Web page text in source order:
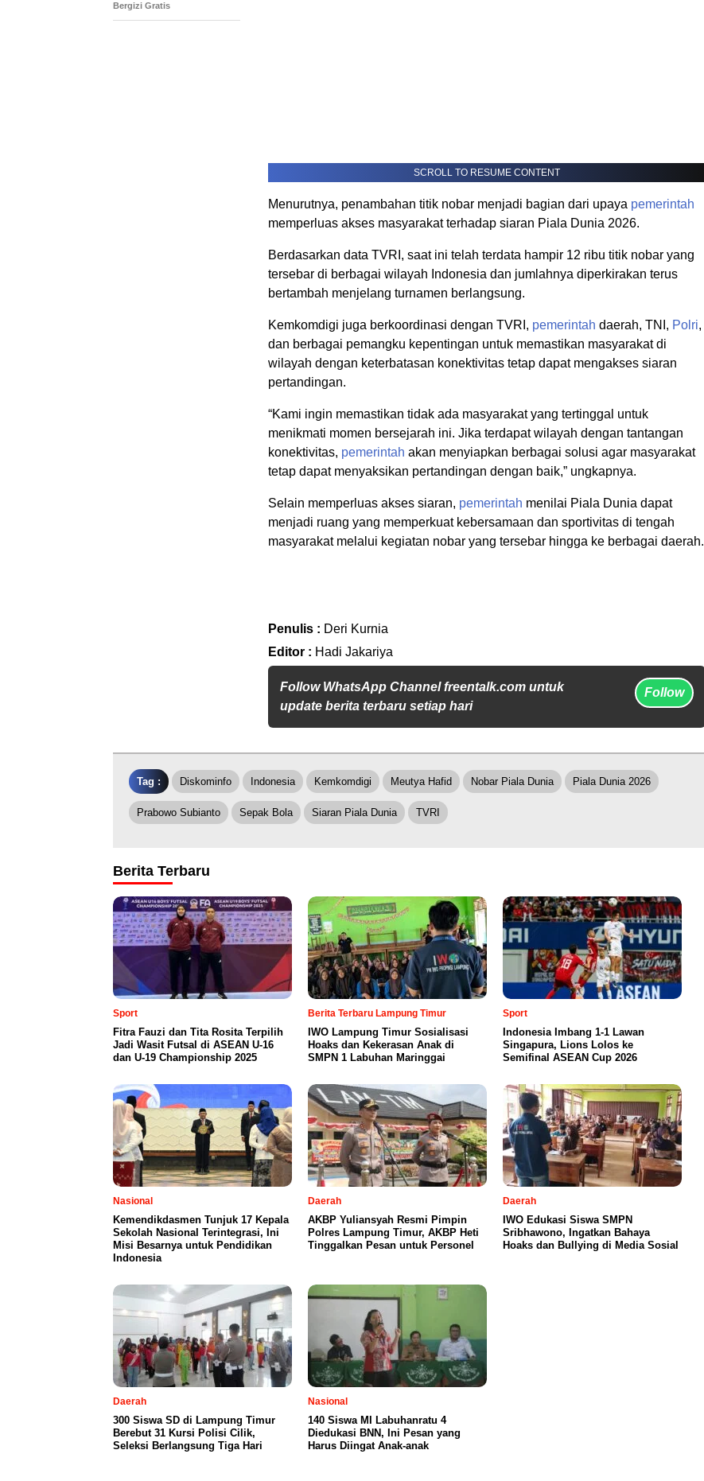
SCROLL TO RESUME CONTENT
Menurutnya, penambahan titik nobar menjadi bagian dari upaya pemerintah
memperluas akses masyarakat terhadap siaran Piala Dunia 2026.
Berdasarkan data TVRI, saat ini telah terdata hampir 12 ribu titik nobar yang
tersebar di berbagai wilayah Indonesia dan jumlahnya diperkirakan terus
bertambah menjelang turnamen berlangsung.
Kemkomdigi juga berkoordinasi dengan TVRI, pemerintah daerah, TNI, Polri,
dan berbagai pemangku kepentingan untuk memastikan masyarakat di
wilayah dengan keterbatasan konektivitas tetap dapat mengakses siaran
pertandingan.
“Kami ingin memastikan tidak ada masyarakat yang tertinggal untuk
menikmati momen bersejarah ini. Jika terdapat wilayah dengan tantangan
konektivitas, pemerintah akan menyiapkan berbagai solusi agar masyarakat
tetap dapat menyaksikan pertandingan dengan baik,” ungkapnya.
Selain memperluas akses siaran, pemerintah menilai Piala Dunia dapat
menjadi ruang yang memperkuat kebersamaan dan sportivitas di tengah
masyarakat melalui kegiatan nobar yang tersebar hingga ke berbagai daerah.
Penulis : Deri Kurnia
Editor : Hadi Jakariya
Follow WhatsApp Channel freentalk.com untuk
update berita terbaru setiap hari
Follow
Bergizi Gratis
Tag : Diskominfo Indonesia Kemkomdigi Meutya Hafid Nobar Piala Dunia Piala Dunia 2026
Prabowo Subianto Sepak Bola Siaran Piala Dunia TVRI
Berita Terbaru
Sport
Fitra Fauzi dan Tita Rosita Terpilih
Jadi Wasit Futsal di ASEAN U-16
dan U-19 Championship 2025
Berita Terbaru Lampung Timur
IWO Lampung Timur Sosialisasi
Hoaks dan Kekerasan Anak di
SMPN 1 Labuhan Maringgai
Sport
Indonesia Imbang 1-1 Lawan
Singapura, Lions Lolos ke
Semifinal ASEAN Cup 2026
Nasional
Kemendikdasmen Tunjuk 17 Kepala
Sekolah Nasional Terintegrasi, Ini
Misi Besarnya untuk Pendidikan
Indonesia
Daerah
AKBP Yuliansyah Resmi Pimpin
Polres Lampung Timur, AKBP Heti
Tinggalkan Pesan untuk Personel
Daerah
IWO Edukasi Siswa SMPN
Sribhawono, Ingatkan Bahaya
Hoaks dan Bullying di Media Sosial
Daerah
300 Siswa SD di Lampung Timur
Berebut 31 Kursi Polisi Cilik,
Seleksi Berlangsung Tiga Hari
Nasional
140 Siswa MI Labuhanratu 4
Diedukasi BNN, Ini Pesan yang
Harus Diingat Anak-anak